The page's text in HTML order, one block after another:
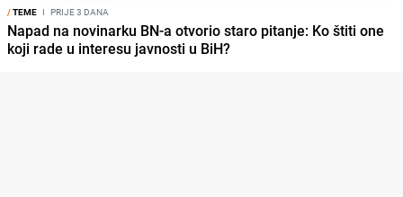
/TEME I PRIJE 3 DANA
Napad na novinarku BN-a otvorio staro pitanje: Ko štiti one
koji rade u interesu javnosti u BiH?